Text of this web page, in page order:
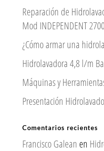
Reparación de
Mod INDEPENDENT 2700
¿Cómo armar una
Hidrolavadora 4,8 l/m
Máquinas y
Presentación
Comentarios recientes
Francisco Galean en